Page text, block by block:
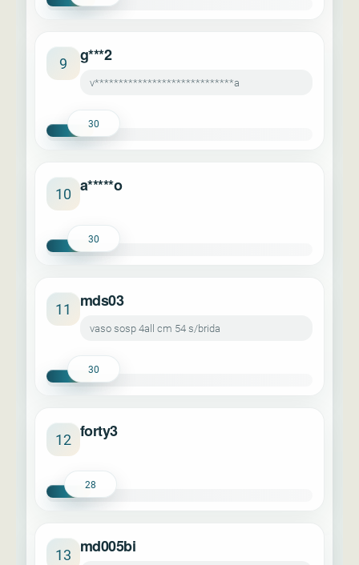
9 g***2
v*****************************a
30
10 a*****o
30
11 mds03
vaso sosp 4all cm 54 s/brida
30
12 forty3
28
13 md005bi